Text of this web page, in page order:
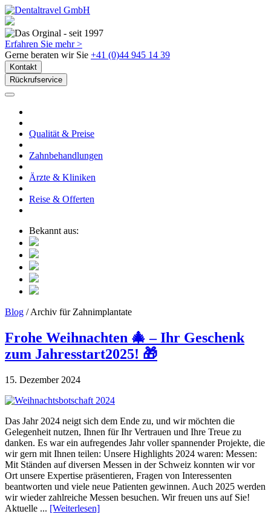
Erfahren Sie mehr >
Gerne beraten wir Sie +41 (0)44 945 14 39
Kontakt
Rückrufservice
Qualität & Preise
Zahnbehandlungen
Ärzte & Kliniken
Reise & Offerten
Bekannt aus:
Blog / Archiv für Zahnimplantate
Frohe Weihnachten 🎄 – Ihr Geschenk
zum Jahresstart2025! 🎁
15. Dezember 2024
Das Jahr 2024 neigt sich dem Ende zu, und wir möchten die
Gelegenheit nutzen, Ihnen für Ihr Vertrauen und Ihre Treue zu
danken. Es war ein aufregendes Jahr voller spannender Projekte, die
wir gern mit Ihnen teilen: Unsere Highlights 2024 waren: Messen:
Mit Ständen auf diversen Messen in der Schweiz konnten wir vor
Ort unsere Expertise präsentieren, Fragen von Interessenten
beantworten und viele neue Patienten gewinnen. Auch 2025 werden
wir wieder zahlreiche Messen besuchen. Wir freuen uns auf Sie!
Aktuelle ... [Weiterlesen]